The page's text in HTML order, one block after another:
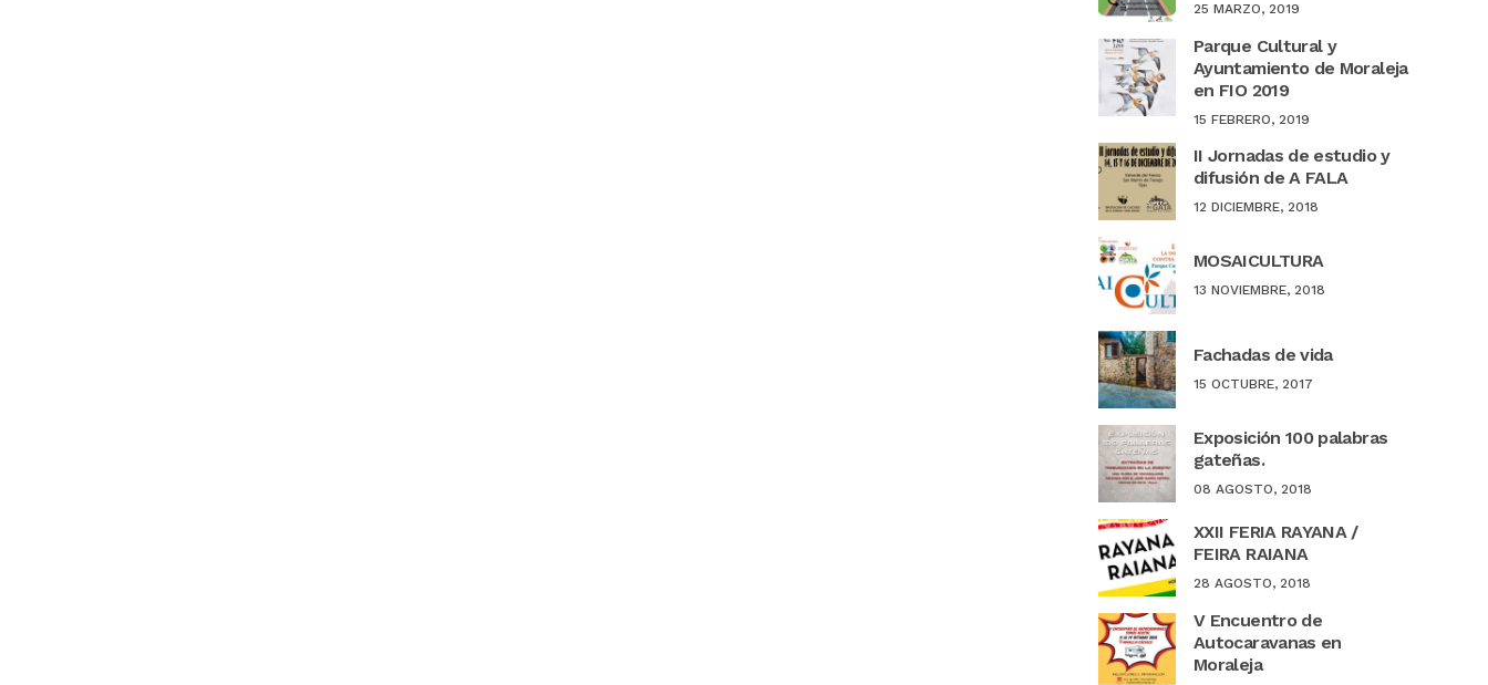
25 MARZO, 2019
Parque Cultural y
Ayuntamiento de Moraleja
en FIO 2019
15 FEBRERO, 2019
II Jornadas de estudio y
difusión de A FALA
12 DICIEMBRE, 2018
MOSAICULTURA
13 NOVIEMBRE, 2018
Fachadas de vida
15 OCTUBRE, 2017
Exposición 100 palabras
gateñas.
08 AGOSTO, 2018
XXII FERIA RAYANA /
FEIRA RAIANA
28 AGOSTO, 2018
V Encuentro de
Autocaravanas en
Moraleja